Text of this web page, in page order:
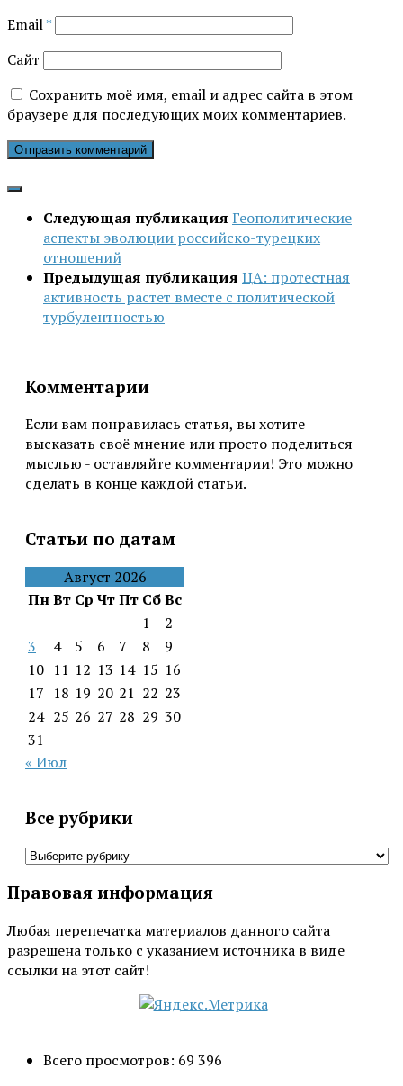
Email*
Сайт
Сохранить моё имя, email и адрес сайта в этом
браузере для последующих моих комментариев.
Следующая публикация Геополитические
аспекты эволюции российско-турецких
отношений
Предыдущая публикация ЦА: протестная
активность растет вместе с политической
турбулентностью
Комментарии
Если вам понравилась статья, вы хотите
высказать своё мнение или просто поделиться
мыслью - оставляйте комментарии! Это можно
сделать в конце каждой статьи.
Статьи по датам
Август 2026
ПнВт Ср ЧтПт СбВс
1
2
3
4 5 6 7 8
9
10 11 12 13 14 15 16
17 18 19 20 21 22 23
24 25 26 27 28 29 30
31
« Июл
Все рубрики
Все
Правовая информация
Любая перепечатка материалов данного сайта
разрешена только с указанием источника в виде
ссылки на этот сайт!
Всего просмотров: 69 396